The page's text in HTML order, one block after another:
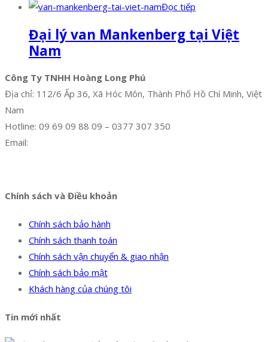
Đọc tiếp
Đại lý van Mankenberg tại Việt
Nam
Công Ty TNHH Hoàng Long Phú
Địa chỉ: 112/6 Ấp 36, Xã Hóc Môn, Thành Phố Hồ Chí Minh, Việt
Nam
Hotline: 09 69 09 88 09 – 0377 307 350
Email:
Chính sách và Điều khoản
Chính sách bảo hành
Chính sách thanh toán
Chính sách vận chuyển & giao nhận
Chính sách bảo mật
Khách hàng của chúng tôi
Tin mới nhất